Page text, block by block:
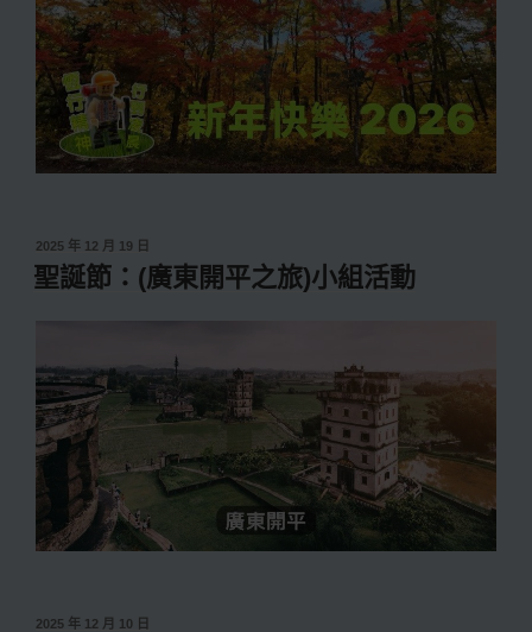
發
佈
於
2025 年 12 月 19 日
聖誕節：(廣東開平之旅)小組活動
發
2025 年 12 月 10 日